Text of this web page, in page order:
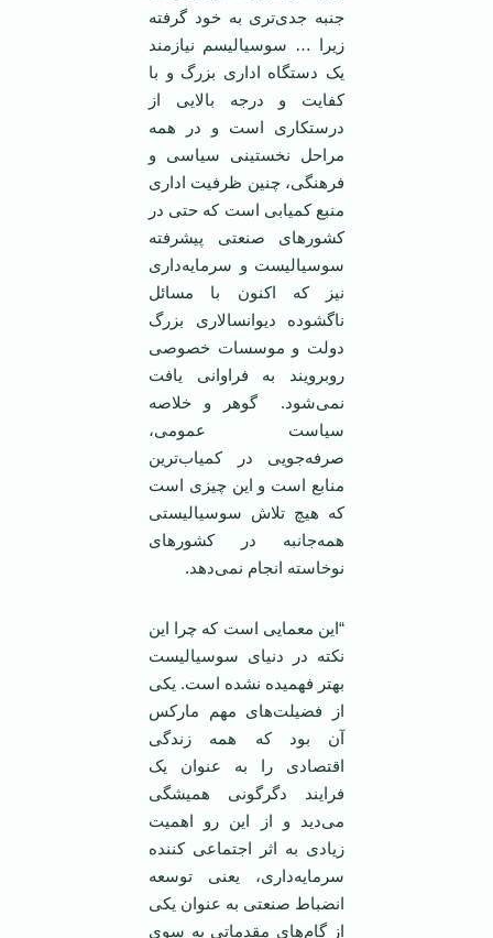
جنبه جدی‌تری به خود گرفته
زیرا … سوسیالیسم نیازمند
یک دستگاه اداری بزرگ و با
کفایت و درجه بالایی از
درستکاری است و در همه
مراحل نخستینی سیاسی و
فرهنگی، چنین ظرفیت اداری
منبع کمیابی است که حتی در
کشورهای صنعتی پیشرفته
سوسیالیست و سرمایه‌داری
نیز که اکنون با مسائل
ناگشوده دیوانسالاری بزرگ
دولت و موسسات خصوصی
روبرویند به فراوانی یافت
نمی‌شود. گوهر و خلاصه
سیاست عمومی،
صرفه‌جویی در کمیاب‌ترین
منابع است و این چیزی است
که هیچ تلاش سوسیالیستی
همه‌جانبه در کشورهای
نوخاسته انجام نمی‌دهد.
“این معمایی است که چرا این
نکته در دنیای سوسیالیست
بهتر فهمیده نشده است. یکی
از فضیلت‌های مهم مارکس
آن بود که همه زندگی
اقتصادی را به عنوان یک
فرایند دگرگونی همیشگی
می‌دید و از این رو اهمیت
زیادی به اثر اجتماعی کننده
سرمایه‌داری، یعنی توسعه
انضباط صنعتی به عنوان یکی
از گام‌های مقدماتی به سوی